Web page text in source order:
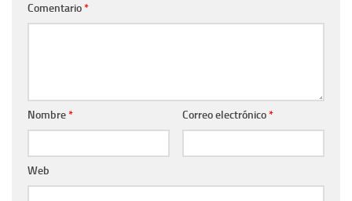
Comentario*
Nombre* Correo electrónico*
Web